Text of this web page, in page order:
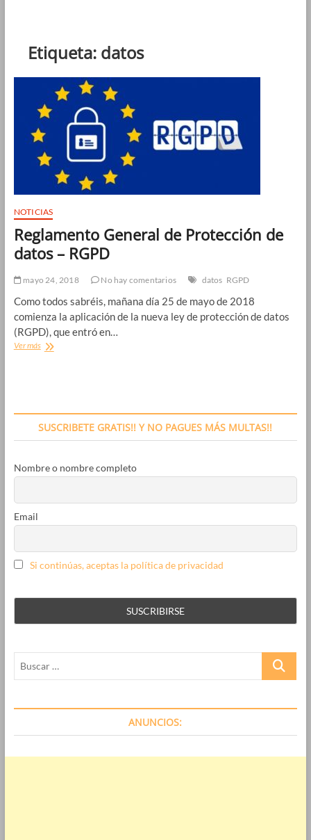
Etiqueta: datos
NOTICIAS
Reglamento General de Protección de
datos – RGPD
mayo 24, 2018 No hay comentarios datos RGPD
Como todos sabréis, mañana día 25 de mayo de 2018
comienza la aplicación de la nueva ley de protección de datos
(RGPD), que entró en…
Ver másReglamento
RGPD
SUSCRIBETE GRATIS!! Y NO PAGUES MÁS MULTAS!!
Nombre o nombre completo
Email
Si continúas, aceptas la política de privacidad
Buscar
ANUNCIOS: